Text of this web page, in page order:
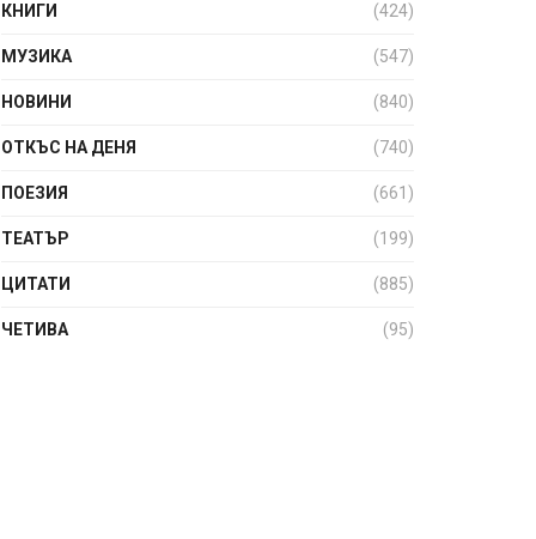
КНИГИ (424)
МУЗИКА (547)
НОВИНИ (840)
ОТКЪС НА ДЕНЯ (740)
ПОЕЗИЯ (661)
ТЕАТЪР (199)
ЦИТАТИ (885)
ЧЕТИВА (95)